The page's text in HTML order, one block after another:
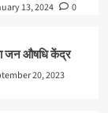
13, 2024 0
जन औषधि केंद्र
20, 2023